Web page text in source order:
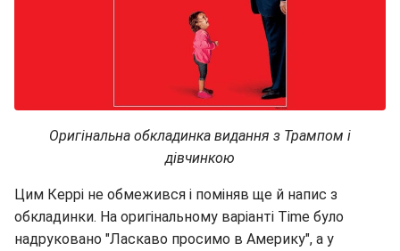
Оригінальна обкладинка видання з Трампом і
дівчинкою
Цим Керрі не обмежився і поміняв ще й напис з
обкладинки. На оригінальному варіанті Time було
надруковано "Ласкаво просимо в Америку", а у